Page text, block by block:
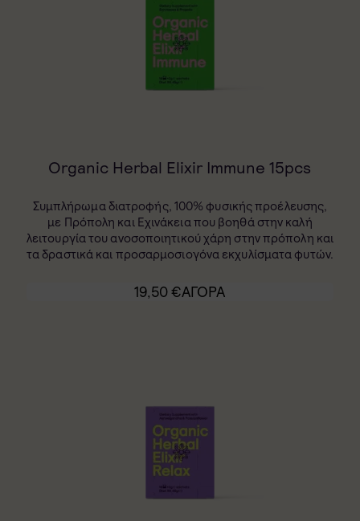
Organic Herbal Elixir Immune 15pcs
Συμπλήρωμα διατροφής, 100% φυσικής προέλευσης,
με Πρόπολη και Εχινάκεια που βοηθά στην καλή
λειτουργία του ανοσοποιητικού χάρη στην πρόπολη και
τα δραστικά και προσαρμοσιογόνα εκχυλίσματα φυτών.
19,50€ΑΓΟΡΑ